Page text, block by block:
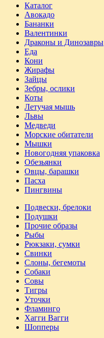
Каталог
Авокадо
Бананки
Валентинки
Драконы и Динозавры
Еда
Кони
Жирафы
Зайцы
Зебры, ослики
Коты
Летучая мышь
Львы
Медведи
Морские обитатели
Мышки
Новогодняя упаковка
Обезьянки
Овцы, барашки
Пасха
Пингвины
Подвески, брелоки
Подушки
Прочие образы
Рыбы
Рюкзаки, сумки
Свинки
Слоны, бегемоты
Собаки
Совы
Тигры
Уточки
Фламинго
Хагги Вагги
Шопперы